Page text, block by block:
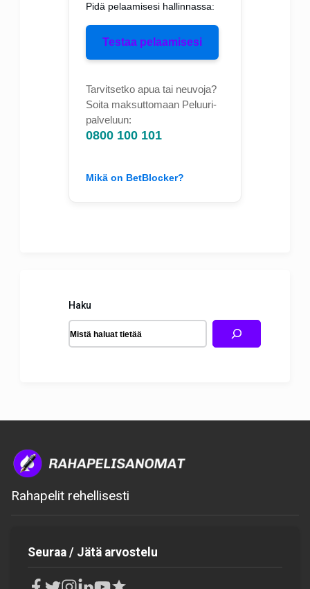
Pidä pelaamisesi hallinnassa:
Testaa pelaamisesi
Tarvitsetko apua tai neuvoja?
Soita maksuttomaan Peluuri-
palveluun:
0800 100 101
Mikä on BetBlocker?
Haku
Rahapelit rehellisesti
Seuraa / Jätä arvostelu